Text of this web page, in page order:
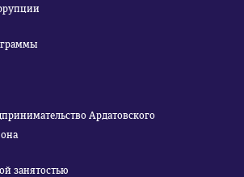
Ардатовского
занятостью